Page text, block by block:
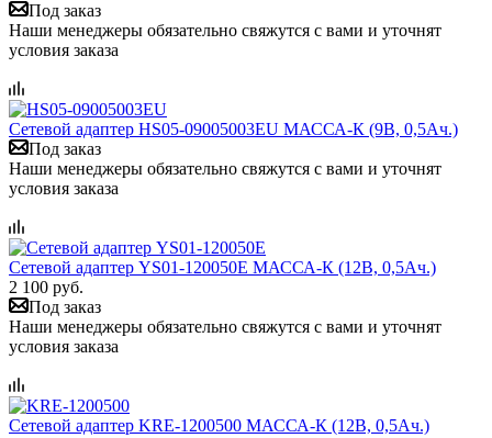
Под заказ
Наши менеджеры обязательно свяжутся с вами и уточнят
условия заказа
Сетевой адаптер HS05-09005003EU МАССА-К (9В, 0,5Ач.)
Под заказ
Наши менеджеры обязательно свяжутся с вами и уточнят
условия заказа
Сетевой адаптер YS01-120050E МАССА-К (12В, 0,5Ач.)
2 100 руб.
Под заказ
Наши менеджеры обязательно свяжутся с вами и уточнят
условия заказа
Сетевой адаптер KRE-1200500 МАССА-К (12В, 0,5Ач.)